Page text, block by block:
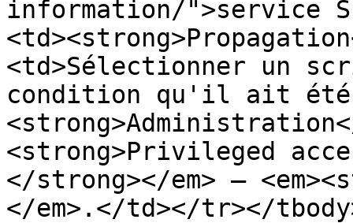
information/">service
<td>Sélectionner un
condition qu'il ait été
<strong>Privileged
</strong></em> –
</em>.</td></tr></